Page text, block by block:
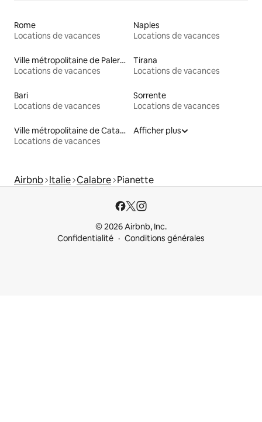
Rome
Locations de vacances
Naples
Locations de vacances
Ville métropolitaine de Palerme
Locations de vacances
Tirana
Locations de vacances
Bari
Locations de vacances
Sorrente
Locations de vacances
Ville métropolitaine de Catane
Locations de vacances
Afficher plus
Airbnb Italie Calabre Pianette
© 2026 Airbnb, Inc.
Confidentialité
Conditions générales